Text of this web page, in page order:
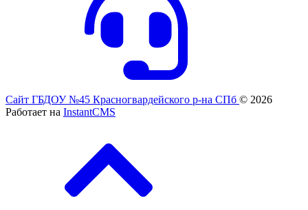
Сайт ГБДОУ №45 Красногвардейского р-на СПб © 2026
Работает на InstantCMS